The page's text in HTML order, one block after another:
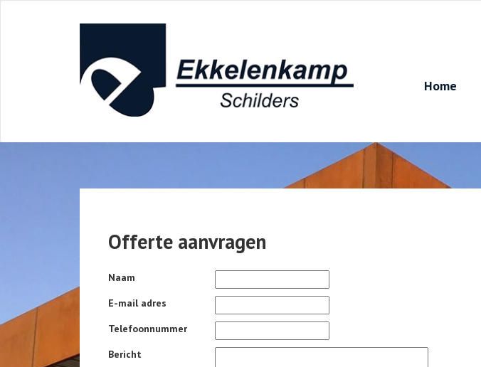
Home
Offerte aanvragen
Naam
E-mail adres
Telefoonnummer
Bericht